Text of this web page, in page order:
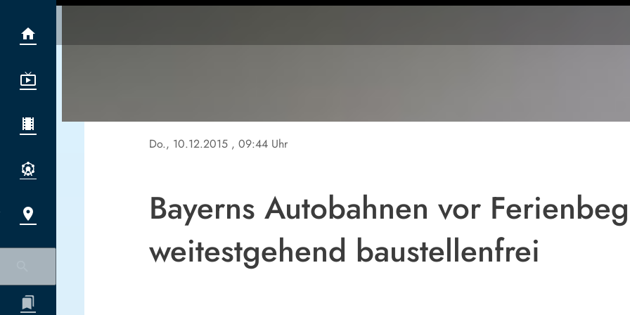
sollen von
Do., 10.12.2015 , 09:44 Uhr
Bayerns Autobahnen vor
weitestgehend baustellenfrei